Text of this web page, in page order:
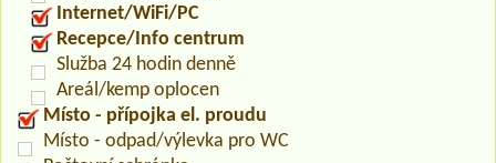
Internet/WiFi/PC
Recepce/Info centrum
Služba 24 hodin denně
Areál/kemp oplocen
Místo - přípojka el. proudu
Místo - odpad/výlevka pro WC